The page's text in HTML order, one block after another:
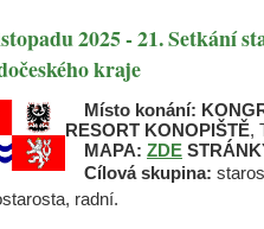
2025 - 21. Setkání
kraje
Místo konání:
RESORT KONOPIŠTĚ,
MAPA: ZDE
Cílová skupina:
radní.